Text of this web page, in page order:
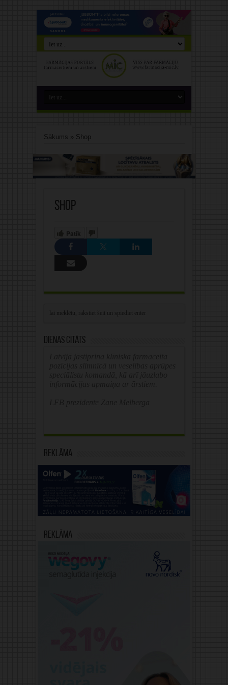
Sākums » Shop
Shop
Patīk
Dienas citāts
Reklāma
Reklāma